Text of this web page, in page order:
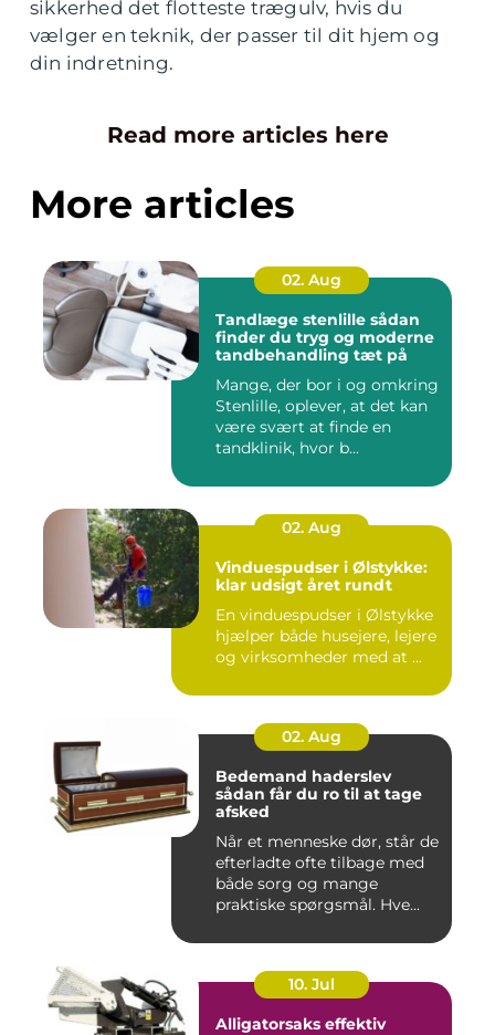
sikkerhed det flotteste trægulv, hvis du
vælger en teknik, der passer til dit hjem og
din indretning.
Read more articles here
More articles
02. Aug
Tandlæge stenlille sådan
finder du tryg og moderne
tandbehandling tæt på
Mange, der bor i og omkring
Stenlille, oplever, at det kan
være svært at finde en
tandklinik, hvor b...
02. Aug
Vinduespudser i Ølstykke:
klar udsigt året rundt
En vinduespudser i Ølstykke
hjælper både husejere, lejere
og virksomheder med at ...
02. Aug
Bedemand haderslev
sådan får du ro til at tage
afsked
Når et menneske dør, står de
efterladte ofte tilbage med
både sorg og mange
praktiske spørgsmål. Hve...
10. Jul
Alligatorsaks effektiv